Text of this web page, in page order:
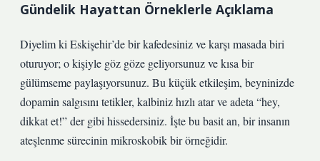
Gündelik Hayattan Örneklerle Açıklama
Diyelim ki Eskişehir’de bir kafedesiniz ve karşı masada biri
oturuyor; o kişiyle göz göze geliyorsunuz ve kısa bir
gülümseme paylaşıyorsunuz. Bu küçük etkileşim, beyninizde
dopamin salgısını tetikler, kalbiniz hızlı atar ve adeta “hey,
dikkat et!” der gibi hissedersiniz. İşte bu basit an, bir insanın
ateşlenme sürecinin mikroskobik bir örneğidir.